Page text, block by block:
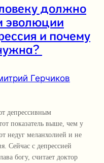
должно
эволюции
и почему
Герчиков
депрессивным
показатель выше, чем у
недуг меланхолией и не
Сейчас с депрессией
богу, считает доктор